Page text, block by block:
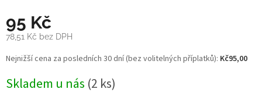
95 Kč
78,51 Kč bez DPH
Měrná
cena:
Nejnižší cena za posledních 30 dní (bez volitelných příplatků): Kč95,00
Skladem u nás (2 ks)